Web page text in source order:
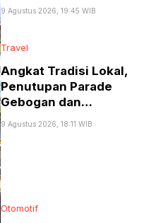
Blooms Bali
9 Agustus 2026, 19:45 WIB
Travel
Angkat Tradisi Lokal,
Penutupan Parade
Gebogan dan
Sukses Hadirkan
9 Agustus 2026, 18:11 WIB
Otomotif